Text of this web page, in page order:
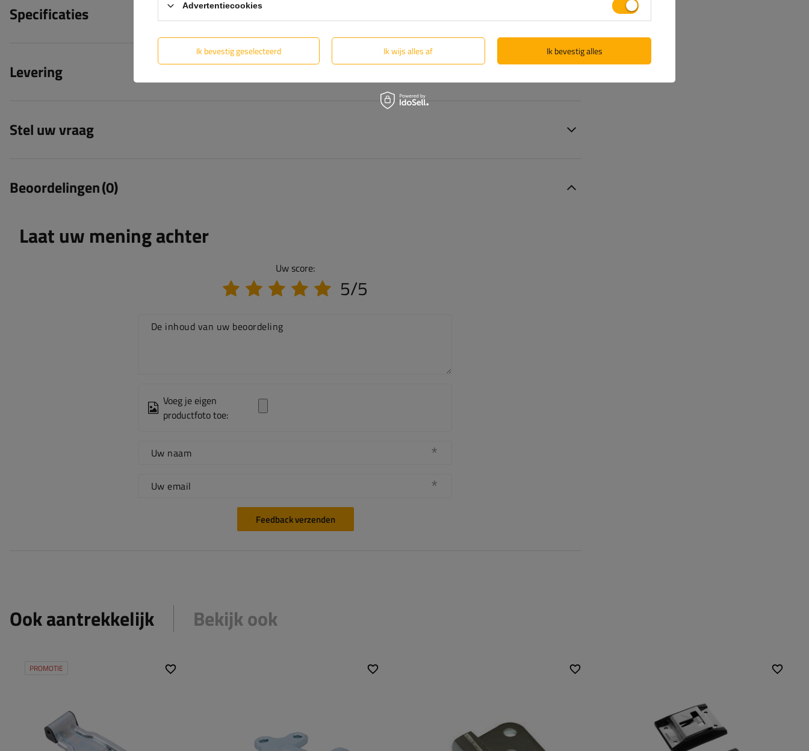
Specificaties
Levering
Stel uw vraag
Beoordelingen(0)
Laat uw mening achter
Uw score:
5/5
De inhoud van uw beoordeling
Voeg je eigen
productfoto toe:
Uw naam
Uw email
Feedback verzenden
Ook aantrekkelijk Bekijk ook
PROMOTIE
Breedte van het
scharnier:
Breedte van de sluiting: 34 mm
Advertentiecookies
Ik bevestig geselecteerd Ik wijs alles af Ik bevestig alles